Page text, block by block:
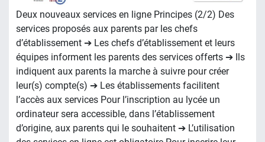
Deux nouveaux services en ligne Principes (2/2) Des
services proposés aux parents par les chefs
d’établissement ➔ Les chefs d’établissement et leurs
équipes informent les parents des services offerts ➔ Ils
indiquent aux parents la marche à suivre pour créer
leur(s) compte(s) ➔ Les établissements facilitent
l’accès aux services Pour l’inscription au lycée un
ordinateur sera accessible, dans l’établissement
d’origine, aux parents qui le souhaitent ➔ L’utilisation